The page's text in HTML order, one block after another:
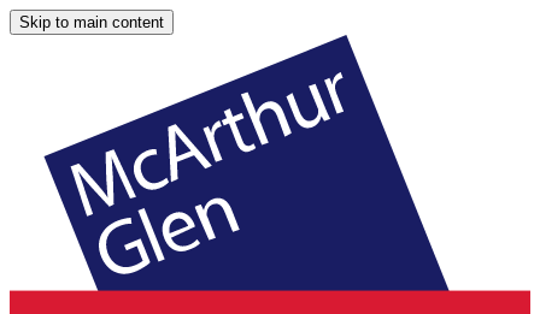
Skip to main content